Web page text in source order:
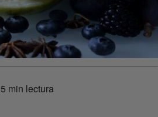
5 min lectura